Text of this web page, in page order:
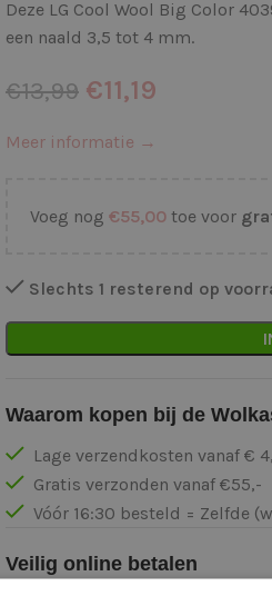
Deze LG Cool Wool Big Color
een naald 3,5 tot 4 mm.
€13,99 €11,19
Meer informatie →
Voeg nog €55,00toe voor
Slechts 1 resterend op
Waarom kopen bij de
Lage verzendkosten vanaf €
Gratis verzonden vanaf €55,-
Vóór 16:30 besteld = Zelfde
Veilig online betalen